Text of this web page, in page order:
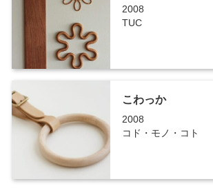
2008
TUC
こわっか
2008
コド・モノ・コト